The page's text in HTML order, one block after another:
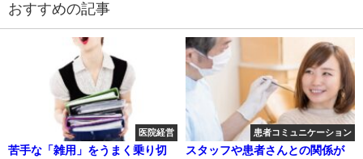
おすすめの記事
医院経営
苦手な「雑用」をうまく乗り切
患者コミュニケーション
スタッフや患者さんとの関係が